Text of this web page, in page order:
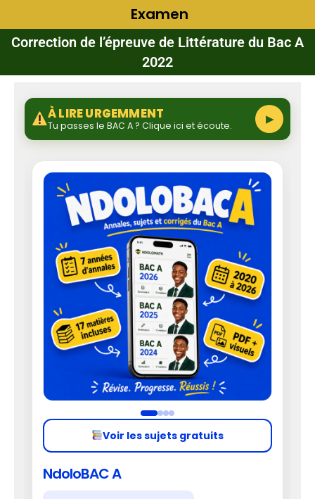
Examen
Correction de l’épreuve de Littérature du Bac A
2022
À LIRE URGEMMENT
Tu passes le BAC A ? Clique ici et écoute. ▶
Voir les sujets gratuits
NdoloBAC A